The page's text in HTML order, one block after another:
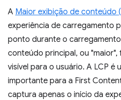
A Maior exibição de conteúdo
experiência de carregamento
ponto durante o
conteúdo principal, ou
visível para o usuário. A LCP é
importante para a First
captura apenas o início da